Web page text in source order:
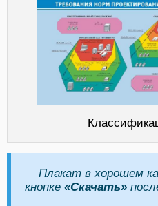
Плакат в хорошем
кнопке «Скачать»